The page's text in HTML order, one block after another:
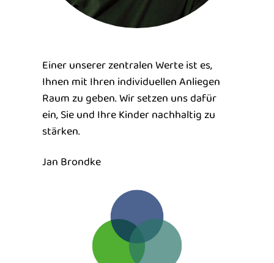
Einer unserer zentralen Werte ist es,
Ihnen mit Ihren individuellen Anliegen
Raum zu geben. Wir setzen uns dafür
ein, Sie und Ihre Kinder nachhaltig zu
stärken.
Jan Brondke